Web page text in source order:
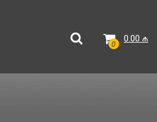
0.00 ₼
0